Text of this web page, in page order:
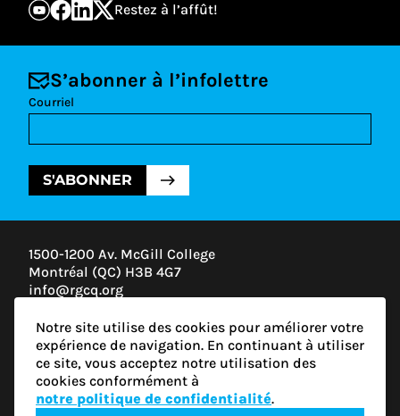
Notre site utilise des cookies pour améliorer votre
expérience de navigation. En continuant à utiliser
ce site, vous acceptez notre utilisation des
cookies conformément à
notre politique de confidentialité.
Restez à l’affût!
S’abonner à l’infolettre
Courriel
S'ABONNER
1500-1200 Av. McGill College
Montréal (QC) H3B 4G7
info@rgcq.org
MONTRÉAL
QUÉBEC
OUTAOUAIS
ESTRIE